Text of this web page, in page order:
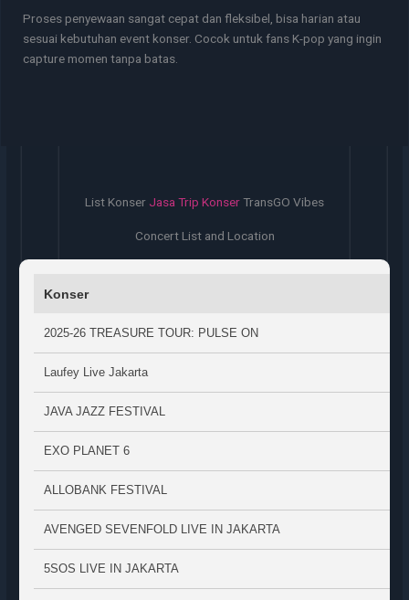
Proses penyewaan sangat cepat dan fleksibel, bisa harian atau
sesuai kebutuhan event konser. Cocok untuk fans K-pop yang ingin
capture momen tanpa batas.
List Konser Jasa Trip KonserTransGO Vibes
Concert List and Location
Konser
2025-26 TREASURE TOUR: PULSE ON
Laufey Live Jakarta
JAVA JAZZ FESTIVAL
EXO PLANET 6
ALLOBANK FESTIVAL
AVENGED SEVENFOLD LIVE IN JAKARTA
5SOS LIVE IN JAKARTA